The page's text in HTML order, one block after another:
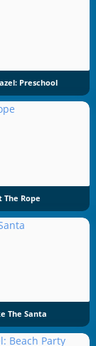
Preschool
The Rope
The Santa